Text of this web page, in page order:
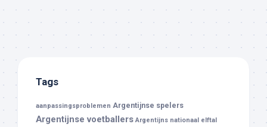
Tags
aanpassingsproblemen Argentijnse spelers
Argentijnse voetballers Argentijns nationaal elftal